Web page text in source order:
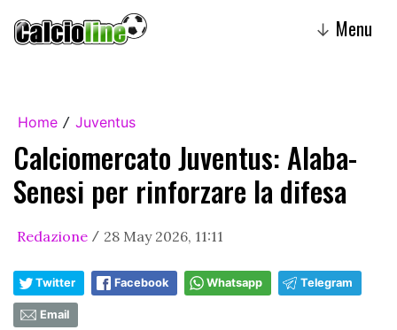
↓ Menu
Home / Juventus
Calciomercato Juventus: Alaba-
Senesi per rinforzare la difesa
Redazione / 28 May 2026, 11:11
Twitter Facebook Whatsapp Telegram
Email